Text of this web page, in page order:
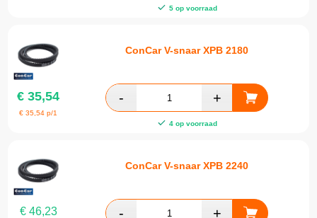
5 op voorraad
ConCar V-snaar XPB 2180
€ 35,54
€35,54 p/1
4 op voorraad
ConCar V-snaar XPB 2240
€46,23